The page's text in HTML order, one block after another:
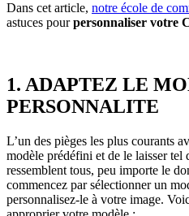
Dans cet article, notre école de
astuces pourpersonnaliser votre
1. ADAPTEZ LE
PERSONNALITE
L’un des pièges les plus courants
modèle prédéfini et de le laisser
ressemblent tous, peu importe le
commencez par sélectionner un
personnalisez-le à votre image.